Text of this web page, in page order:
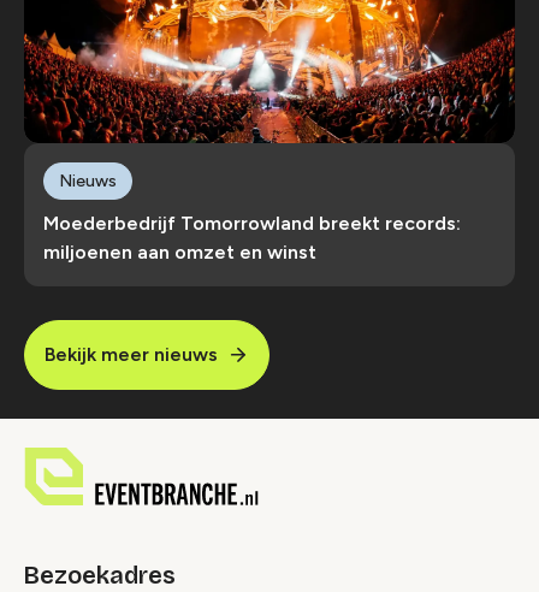
Moederbedrijf Tomorrowland breekt records:
miljoenen aan omzet en winst
Nieuws
Bekijk meer nieuws
Bezoekadres